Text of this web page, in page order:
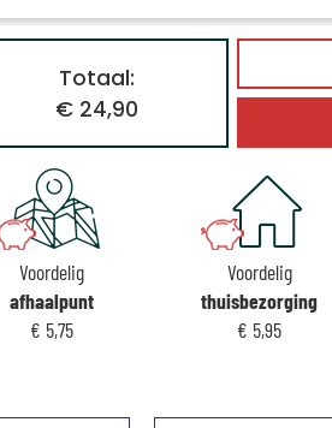
Totaal:
€ 24,90
Voordelig
afhaalpunt
€ 5,75
Voordelig
thuisbezorging
€ 5,95